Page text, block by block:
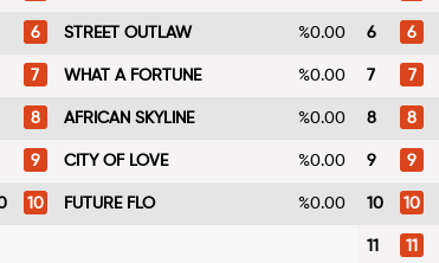
6 STREET OUTLAW %0.00
7 WHAT A FORTUNE %0.00
8 AFRICAN SKYLINE %0.00
9 CITY OF LOVE %0.00
10 FUTURE FLO %0.00
6 6
7 7
8 8
9 9
10 10
11 11